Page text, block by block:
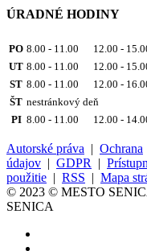
ÚRADNÉ HODINY
PO 8.00 - 11.00 12.00 -
UT 8.00 - 11.00 12.00 -
ST 8.00 - 11.00 12.00 -
ŠT nestránkový deň
PI 8.00 - 11.00 12.00 -
Autorské práva | Ochrana
údajov | GDPR |
použitie | RSS | Mapa
© 2023 © MESTO
SENICA